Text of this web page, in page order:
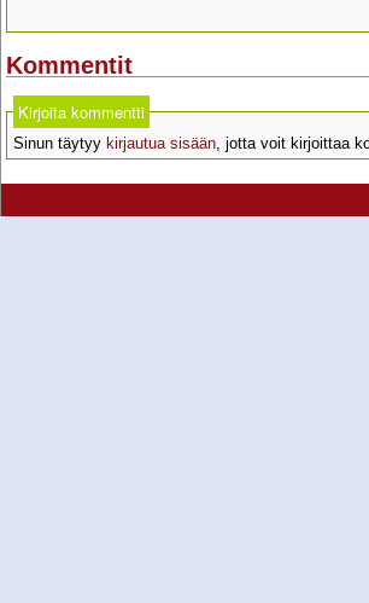
Kommentit
Kirjoita kommentti
Sinun täytyy kirjautua sisään, jotta voit kirjoittaa